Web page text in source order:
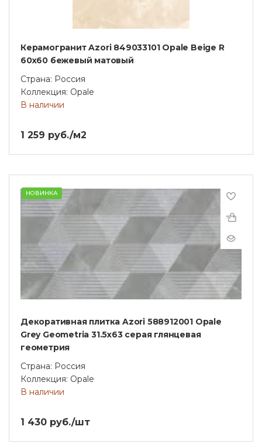
Керамогранит Azori 849033101 Opale Beige R
60x60 бежевый матовый
Страна: Россия
Коллекция: Opale
В наличии
1 259 руб./м2
НОВИНКА
Декоративная плитка Azori 588912001 Opale
Grey Geometria 31.5x63 серая глянцевая
геометрия
Страна: Россия
Коллекция: Opale
В наличии
1 430 руб./шт